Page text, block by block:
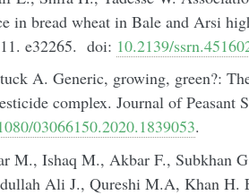
in bread wheat in Bale and Arsi
e32265. doi: 10.2139/
A. Generic, growing, green?:
complex. Journal of Peasant
03066150.2020.1839053.
M., Ishaq M., Akbar F.,
Ali J., Qureshi M.A, Khan H.